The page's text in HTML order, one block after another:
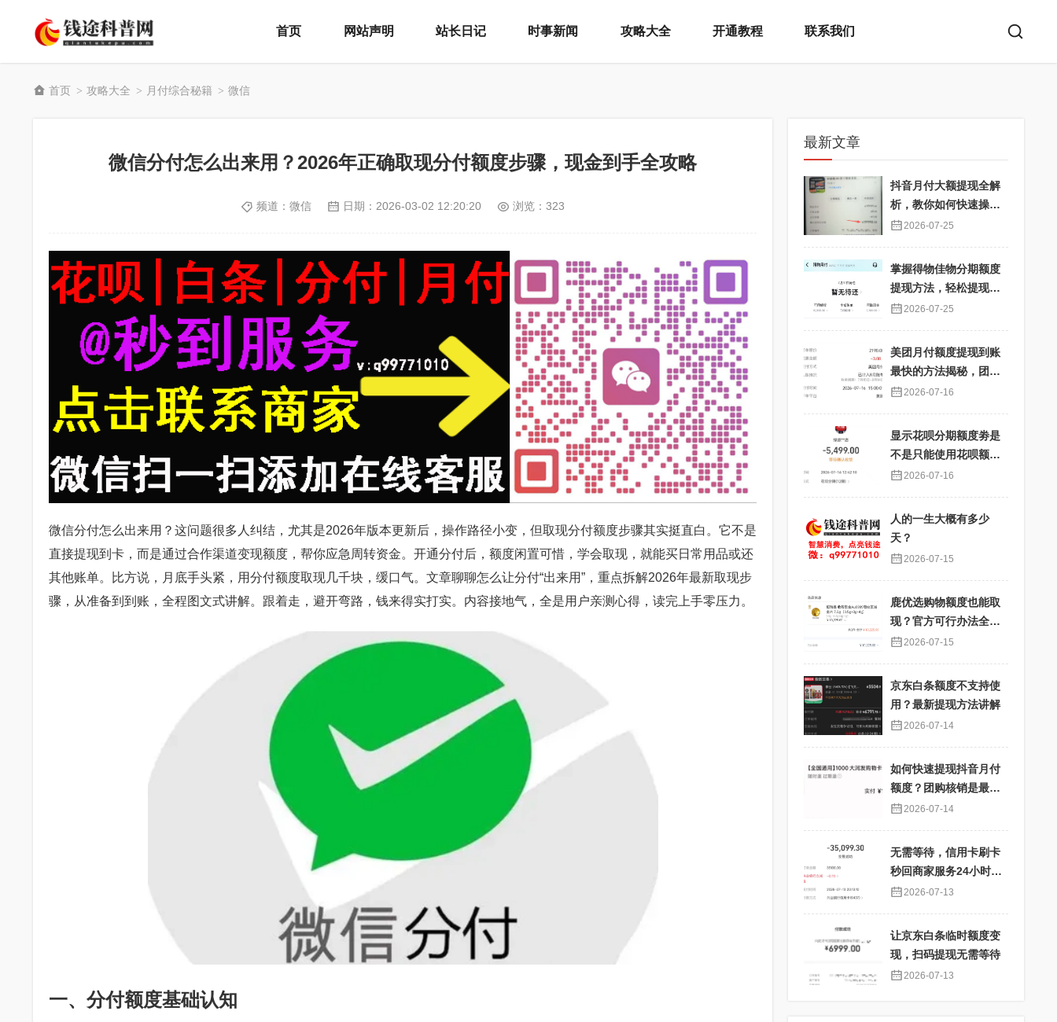
首页 网站声明 站长日记 时事新闻 攻略大全 开通教程 联系我们
首页 > 攻略大全 > 月付综合秘籍 > 微信
微信分付怎么出来用？2026年正确取现分付额度步骤，现金到手全攻略
频道： 微信 日期： 2026-03-02 12:20:20 浏览：323
微信分付怎么出来用？这问题很多人纠结，尤其是2026年版本更新后，操作路径小变，但取现分付额度步骤其实挺直白。它不是
直接提现到卡，而是通过合作渠道变现额度，帮你应急周转资金。开通分付后，额度闲置可惜，学会取现，就能买日常用品或还
其他账单。比方说，月底手头紧，用分付额度取现几千块，缓口气。文章聊聊怎么让分付“出来用”，重点拆解2026年最新取现步
骤，从准备到到账，全程图文式讲解。跟着走，避开弯路，钱来得实打实。内容接地气，全是用户亲测心得，读完上手零压力。
一、分付额度基础认知
最新文章
抖音月付大额提现全解
析，教你如何快速操
作！2026-07-25
掌握得物佳物分期额度
提现方法，轻松提现秒
到不再难
2026-07-25
美团月付额度提现到账
最快的方法揭秘，团购
核销提现秒到账
2026-07-16
显示花呗分期额度劵是
不是只能使用花呗额度
分期才能使用？提现过
2026-07-16
人的一生大概有多少
天？
2026-07-15
鹿优选购物额度也能取
现？官方可行办法全解
析 2026-07-15
京东白条额度不支持使
用？最新提现方法讲解
2026-07-14
如何快速提现抖音月付
额度？团购核销是最佳
选择！
2026-07-14
无需等待，信用卡刷卡
秒回商家服务24小时在
线 2026-07-13
让京东白条临时额度变
现，扫码提现无需等待
2026-07-13